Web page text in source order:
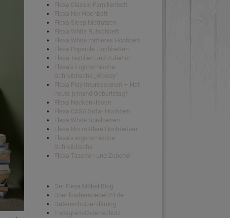
Flexa Classic Familienbett
Flexa Nor Hochbett
Flexa Sleep Matratzen
Flexa White Rutschbett
Flexa White mittleres Hochbett
Flexa Popsicle Hochbetten
Flexa Textilien und Zubehör
Flexa’s Ergonomische
Schreibtische „Woody“
Flexa Play Impressionen – Hat
heute jemand Geburtstag?
Flexa Nackenkissen
Flexa CASA Sofa- Hochbett
Flexa White Spielbetten
Flexa Nor mittlere Hochbetten
Flexa’s ergonomische
Schreibtische
Flexa Taschen und Zubehör
Der Flexa Möbel Blog
Über kindermoebel-24.de
Datenschutzerklärung
Instagram-Datenschutz